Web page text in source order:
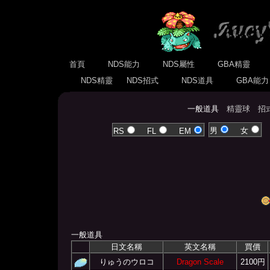
首頁 NDS能力 NDS屬性
GBA精靈
NDS精靈
NDS招式 NDS道具 GBA能
一般道具 精靈球 招
RS FL EM 男 女
一般道具
日文名稱
英文名稱
買價
りゅうのウロコ
Dragon Scale 2100円